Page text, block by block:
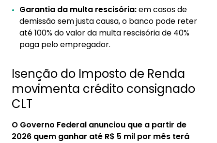
Garantia da multa rescisória:em casos de
demissão sem justa causa, o banco pode reter
até 100% do valor da multa rescisória de 40%
paga pelo empregador.
Isenção do Imposto de Renda
movimenta crédito consignado
CLT
O Governo Federal anunciou que a partir de
2026 quem ganhar até R$ 5 mil por mês terá